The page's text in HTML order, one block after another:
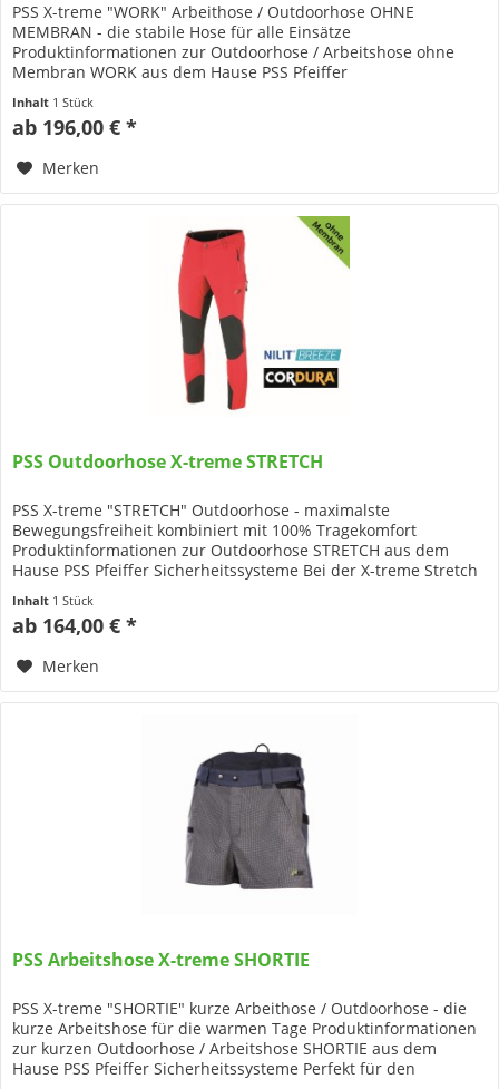
PSS X-treme "WORK" Arbeithose / Outdoorhose OHNE
MEMBRAN - die stabile Hose für alle Einsätze
Produktinformationen zur Outdoorhose / Arbeitshose ohne
Membran WORK aus dem Hause PSS Pfeiffer
Inhalt 1 Stück
ab 196,00 € *
Merken
PSS Outdoorhose X-treme STRETCH
PSS X-treme "STRETCH" Outdoorhose - maximalste
Bewegungsfreiheit kombiniert mit 100% Tragekomfort
Produktinformationen zur Outdoorhose STRETCH aus dem
Hause PSS Pfeiffer Sicherheitssysteme Bei der X-treme Stretch
Inhalt 1 Stück
ab 164,00 € *
Merken
PSS Arbeitshose X-treme SHORTIE
PSS X-treme "SHORTIE" kurze Arbeithose / Outdoorhose - die
kurze Arbeitshose für die warmen Tage Produktinformationen
zur kurzen Outdoorhose / Arbeitshose SHORTIE aus dem
Hause PSS Pfeiffer Sicherheitssysteme Perfekt für den